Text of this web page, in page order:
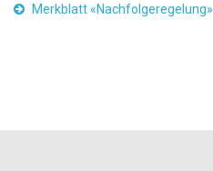
Merkblatt «Nachfolgeregelung»